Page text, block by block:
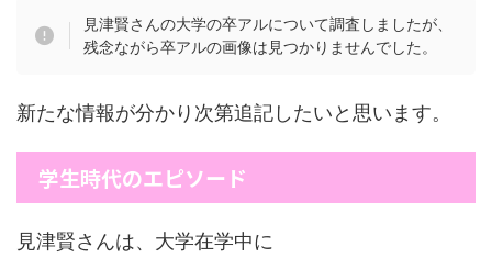
見津賢さんの大学の卒アルについて調査しましたが、
残念ながら卒アルの画像は見つかりませんでした。
新たな情報が分かり次第追記したいと思います。
学生時代のエピソード
見津賢さんは、大学在学中に